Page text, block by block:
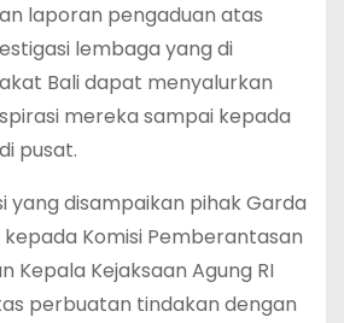
laporan pengaduan atas
lembaga yang di
Bali dapat menyalurkan
mereka sampai kepada
pusat.
yang disampaikan pihak Garda
Komisi Pemberantasan
Kepala Kejaksaan Agung RI
perbuatan tindakan dengan